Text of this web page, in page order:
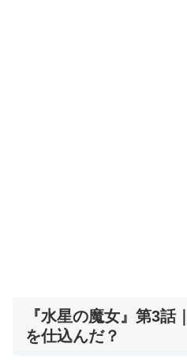
『水星の魔女』第3話
を仕込んだ？